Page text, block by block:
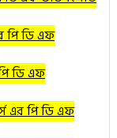
পি ডি এফ
ডি এফ
এর পি ডি এফ